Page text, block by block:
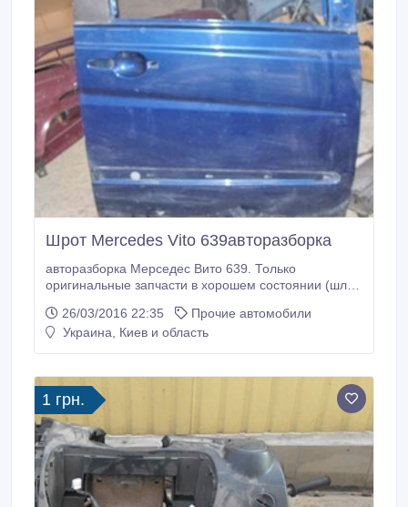
Шрот Mercedes Vito 639авторазборка
авторазборка Мерседес Вито 639. Только
оригинальные запчасти в хорошем состоянии (шлак
Большой выбор з/ч; - Адекватные цены; - Все в
наличии; - Отправка товара в день заказа..
26/03/2016 22:35
Прочие автомобили
Украина, Киев и область
1 грн.